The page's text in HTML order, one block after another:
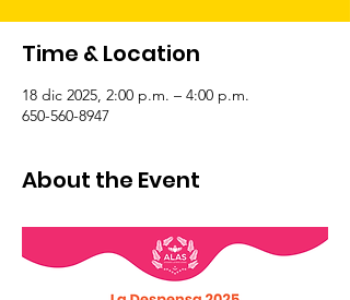
Time & Location
18 dic 2025, 2:00 p.m. – 4:00 p.m.
650-560-8947
About the Event